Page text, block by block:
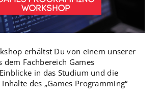
erhältst Du von einem unserer
dem Fachbereich Games
in das Studium und die
des „Games Programming“